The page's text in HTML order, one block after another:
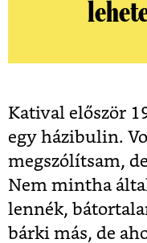
Katival először
egy házibulin.
megszólítsam,
Nem mintha
lennék,
bárki más, de